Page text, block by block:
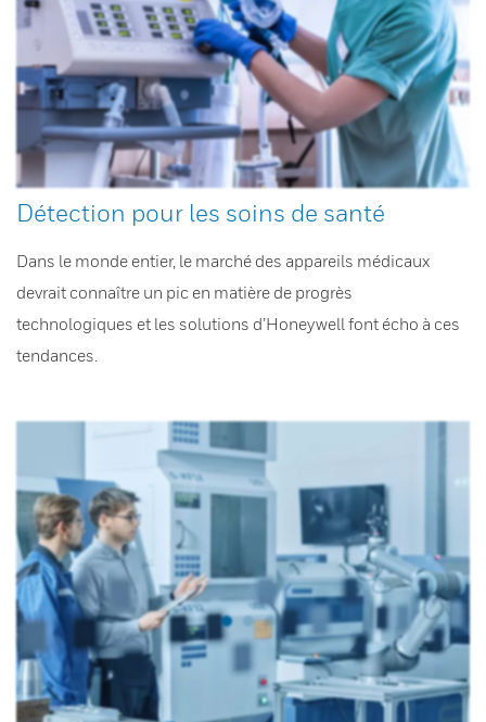
Détection pour les soins de santé
Dans le monde entier, le marché des appareils médicaux
devrait connaître un pic en matière de progrès
technologiques et les solutions d’Honeywell font écho à ces
tendances.